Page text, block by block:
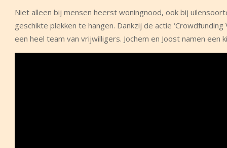
Niet alleen bij mensen heerst woningnood, ook bij
geschikte plekken te hangen. Dankzij de actie
een heel team van vrijwilligers. Jochem en Joost namen